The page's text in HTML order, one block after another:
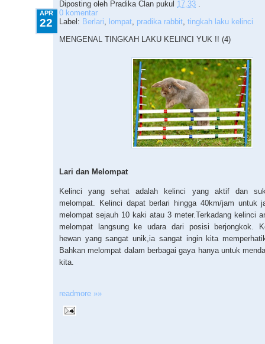
Diposting oleh Pradika Clan pukul 17.33
APR
22
0 komentar
Label: Berlari lompat pradika rabbit tingkah laku kelinci
MENGENAL TINGKAH LAKU KELINCI YUK !! (4)
Lari dan Melompat
Kelinci yang sehat adalah kelinci yang aktif dan
melompat. Kelinci dapat berlari hingga 40km/jam untuk
melompat sejauh 10 kaki atau 3 meter.Terkadang kelinci
melompat langsung ke udara dari posisi berjongkok.
hewan yang sangat unik,ia sangat ingin kita
Bahkan melompat dalam berbagai gaya hanya untuk
kita.
readmore »»